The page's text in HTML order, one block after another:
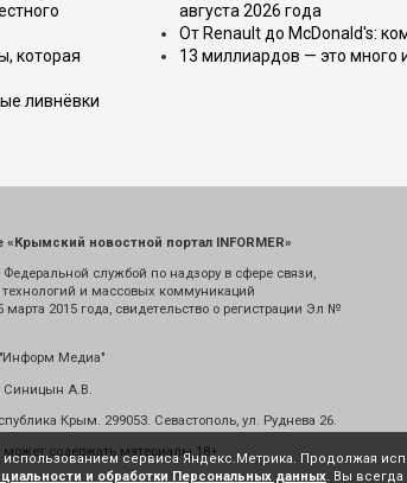
которая
ливнёвки
августа 2026 года
От Renault до McDonald's:
13 миллиардов — это много
новостной портал INFORMER»
Федеральной службой по надзору в сфере связи,
и массовых коммуникаций
марта 2015 года, свидетельство о регистрации Эл №
Медиа"
Синицын А.В.
Крым. 299053. Севастополь, ул. Руднева 26.
может содержать материалы 18+сервиса Яндекс.Метрика. Продолжая
и обработки Персональных данных. Вы